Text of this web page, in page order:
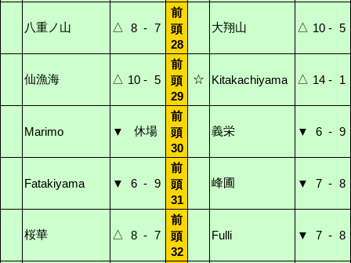
八重ノ山 △ 8 - 7
前
頭
28
大翔山 △ 10 - 5
仙漁海 △ 10 - 5
前
頭
29
☆ Kitakachiyama △ 14 - 1
Marimo ▼ 休場
前
頭
30
義栄 ▼ 6 - 9
Fatakiyama ▼ 6 - 9
前
頭
31
峰圃 ▼ 7 - 8
桜華 △ 8 - 7
前
頭
32
Fulli ▼ 7 - 8